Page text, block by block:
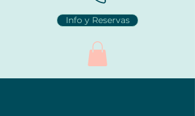
Info y Reservas